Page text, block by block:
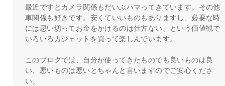
最近ですとカメラ関係もだいぶハマってきています。その他
車関係も好きです。安くていいものもありますし、必要な時
には思い切ってお金をかけるのは仕方ない、という価値観で
いろいろガジェットを買って楽しんでいます。
このブログでは、自分が使ってきたものでも良いものは良
い、悪いものは悪いとちゃんと言いますのでご安心くださ
い。